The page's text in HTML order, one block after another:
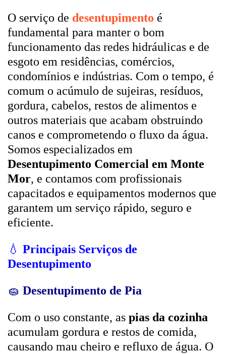
O serviço de desentupimento é
fundamental para manter o bom
funcionamento das redes hidráulicas e de
esgoto em residências, comércios,
condomínios e indústrias. Com o tempo, é
comum o acúmulo de sujeiras, resíduos,
gordura, cabelos, restos de alimentos e
outros materiais que acabam obstruindo
canos e comprometendo o fluxo da água.
Somos especializados em
Desentupimento Comercial em Monte
Mor, e contamos com profissionais
capacitados e equipamentos modernos que
garantem um serviço rápido, seguro e
eficiente.
💧 Principais Serviços de
Desentupimento
🧽 Desentupimento de Pia
Com o uso constante, as pias da cozinha
acumulam gordura e restos de comida,
causando mau cheiro e refluxo de água. O